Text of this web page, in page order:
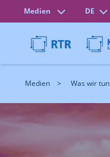
Medien DE
Medien Was wir tun